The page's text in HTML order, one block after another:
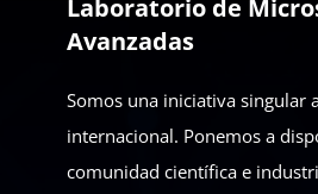
Laboratorio de
Avanzadas
Somos una iniciativa singular
internacional. Ponemos a
comunidad científica e